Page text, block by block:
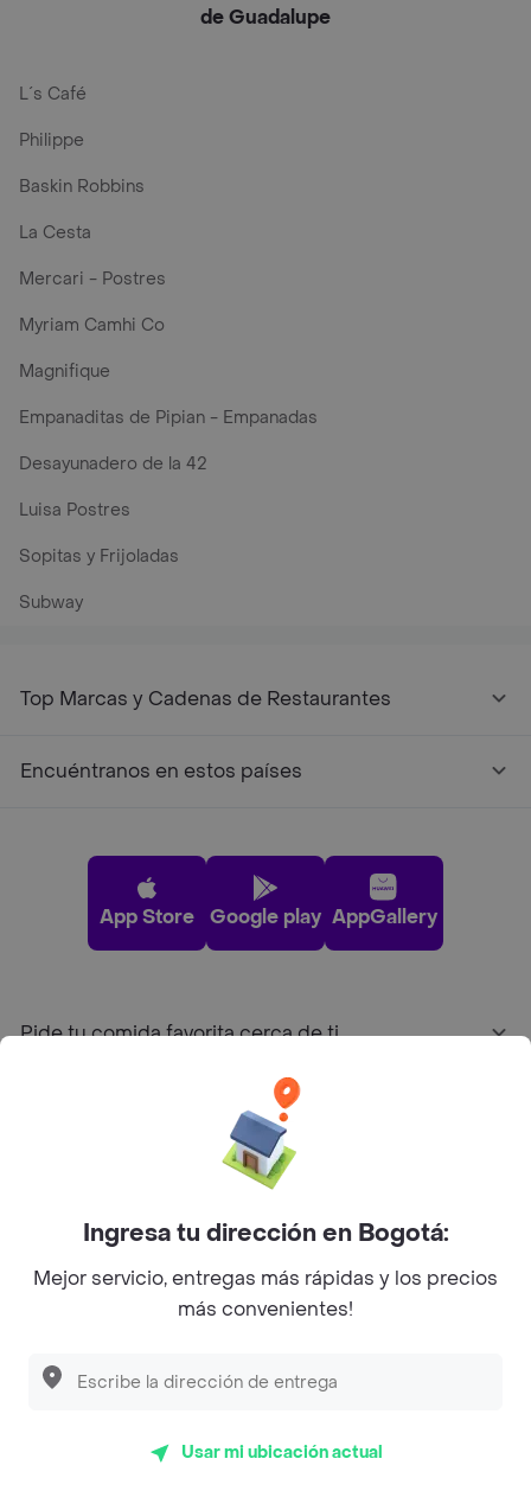
de Guadalupe
L´s Café
Philippe
Baskin Robbins
La Cesta
Mercari - Postres
Myriam Camhi Co
Magnifique
Empanaditas de Pipian - Empanadas
Desayunadero de la 42
Luisa Postres
Sopitas y Frijoladas
Subway
Top Marcas y Cadenas de Restaurantes
Encuéntranos en estos países
App Store Google play AppGallery
Pide tu comida favorita cerca de ti
Sobre Rappi
Facebook
Twitter
Instagram
©2026Rappi Inc. All rights reserved.
Ingresa tu dirección en Bogotá:
Mejor servicio, entregas más rápidas y los precios
más convenientes!
Usar mi ubicación actual